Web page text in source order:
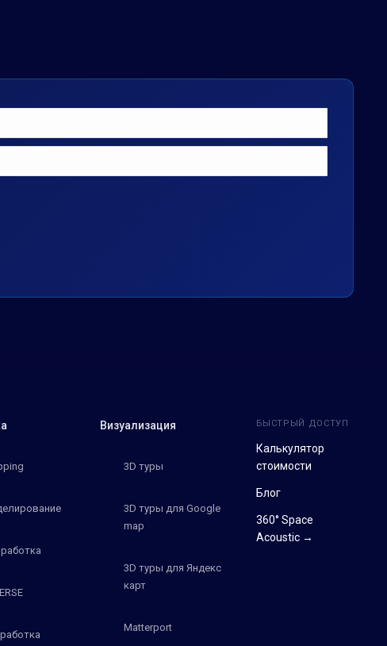
Визуализация
3D туры
3D туры для Google
map
3D туры для Яндекс
карт
Matterport
БЫСТРЫЙ ДОСТУП
Калькулятор
стоимости
Блог
360° Space
Acoustic →